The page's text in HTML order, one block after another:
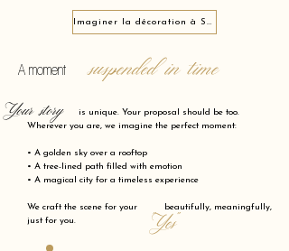
Imaginer la décoration à Sotteville-lès-Rouen 76300
A moment suspended in time
is unique. Your proposal should be too.
Wherever you are, we imagine the perfect moment:
• A golden sky over a rooftop
• A tree-lined path filled with emotion
• A magical city for a timeless experience
We craft the scene for your beautifully, meaningfully,
just for you.
"Yes"
Your story